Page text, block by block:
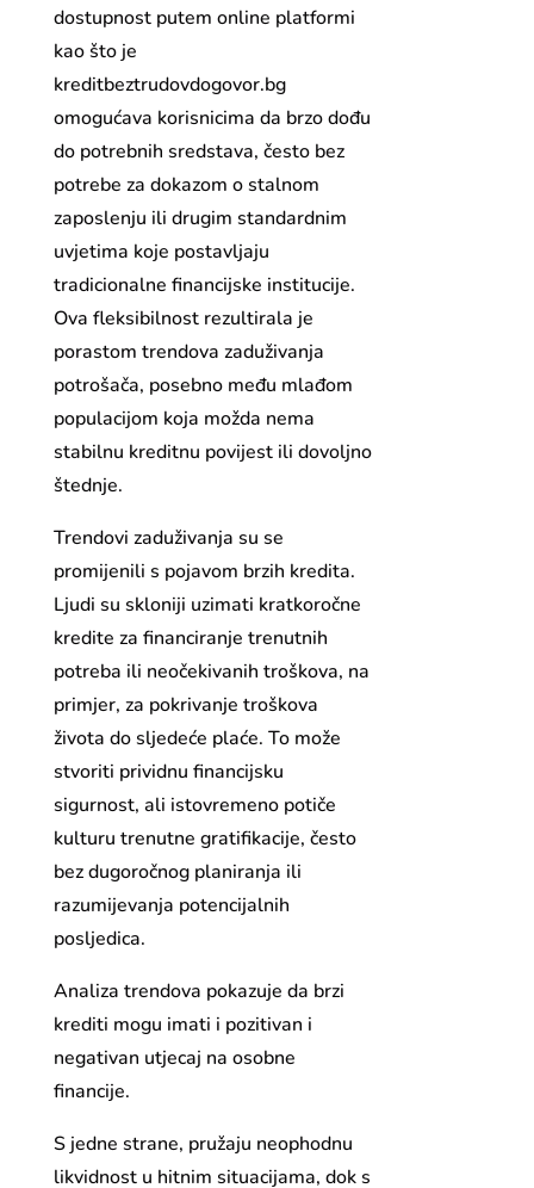
dostupnost putem online platformi
kao što je
kreditbeztrudovdogovor.bg
omogućava korisnicima da brzo dođu
do potrebnih sredstava, često bez
potrebe za dokazom o stalnom
zaposlenju ili drugim standardnim
uvjetima koje postavljaju
tradicionalne financijske institucije.
Ova fleksibilnost rezultirala je
porastom trendova zaduživanja
potrošača, posebno među mlađom
populacijom koja možda nema
stabilnu kreditnu povijest ili dovoljno
štednje.
Trendovi zaduživanja su se
promijenili s pojavom brzih kredita.
Ljudi su skloniji uzimati kratkoročne
kredite za financiranje trenutnih
potreba ili neočekivanih troškova, na
primjer, za pokrivanje troškova
života do sljedeće plaće. To može
stvoriti prividnu financijsku
sigurnost, ali istovremeno potiče
kulturu trenutne gratifikacije, često
bez dugoročnog planiranja ili
razumijevanja potencijalnih
posljedica.
Analiza trendova pokazuje da brzi
krediti mogu imati i pozitivan i
negativan utjecaj na osobne
financije.
S jedne strane, pružaju neophodnu
likvidnost u hitnim situacijama, dok s